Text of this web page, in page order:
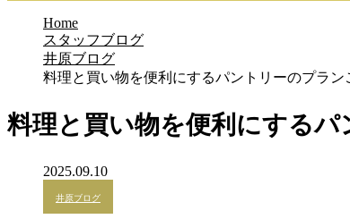
Home
スタッフブログ
井原ブログ
料理と買い物を便利にするパントリーのプラン
料理と買い物を便利にする
2025.09.10
井原ブログ